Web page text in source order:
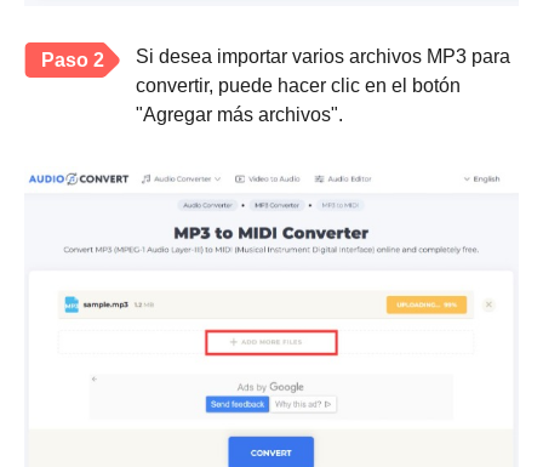
Paso 2
Si desea importar varios archivos MP3 para
convertir, puede hacer clic en el botón
"Agregar más archivos".